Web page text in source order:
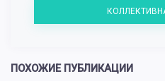
ПОХОЖИЕ ПУБЛИКАЦИИ